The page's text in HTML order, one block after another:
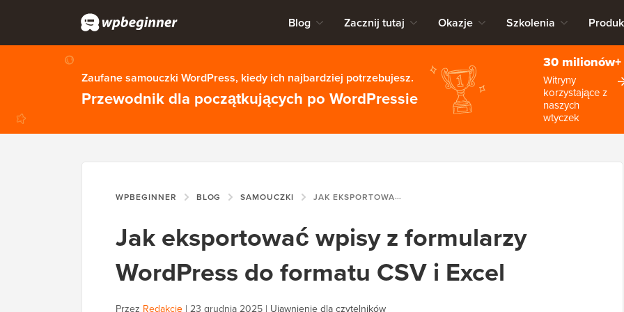
Blog Zacznij tutaj Okazje Szkolenia
Zaufane samouczki WordPress, kiedy ich najbardziej potrzebujesz.
Przewodnik dla początkujących po WordPressie
30 milionów+
Witryny
korzystające z
naszych
wtyczek
WPBEGINNER BLOG SAMOUCZKI JAK EKSPORTOWAĆ WPISY Z FORMULARZY WORDPRESS DO FORMATU CSV I EXCEL
Jak eksportować wpisy z formularzy
WordPress do formatu CSV i Excel
Przez Redakcję | 23 grudnia 2025 | Ujawnienie dla czytelników